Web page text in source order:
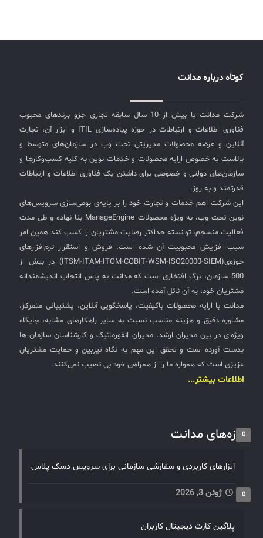
کوتاه درباره مدانت
شرکت مدانت با بیش از 10 سال سابقه تجاری جزو برندهای محبوب
فناوری اطلاعات و ارتباطات در حوزه پیاده‌سازی ITIL و ابزار آن، تجارت
آنلاین و عرضه محصولات مدیریتی تحت وب در سازمان‌های متوسط و
بالاست به خصوص ارایه محصولات و خدمات نوین به کلیه کسب‌وکارها و
سازمان‌های دولتی و خصوصی برای داشتن یک فناوری اطلاعات و ارتباطات
قدرتمند و به روز.
این شرکت اهم خدمات و تجارت خود را بر پایه‌ی بومی‌سازی سرویس‌های
نوین تحت وب، به ویژه محصولات ManageEngine بنا نهاده و طی مدت
فعالیت منسجم، توانسته حداکثر رضایت مشتریان را کسب کند همین امر
سبب افزایش محبوبیت آن شده است. فروش و استقرار نرم‌افزارهای
حوزه‌ی(ITSM-ITAM-ITOM-COBIT-WSM-ISO20000-SIEM) در بیش از
500 سازمان، برگ افتخاری است که مدانت به پاس انتخاب اندیشمندانه
مشتریان خود، به آن نائل آمده است.
مدانت با ارایه محصولات باکیفیت، پاسخگویی آنلاین، پشتیبانی متمرکز،
مشاوره دقیق و هزینه مناسب نسبت به سایر راهکارهای مشابه، جایگاه
ویژه‌ای در بین مدیران ارشد، مدیران انفورماتیک و کارشناسان سازمان ها
بدست آورده است و تحقق این مهم به نگاه تیزبین و حمایت مشتریان
عزیزی است که همواره ما را از همراهی خود بی نصیب نمی‌کنند.
اطلاعات بیشتر...
تازه‌های مدانت0
ابزارهای کاربردی و سفارشی سازمانی برای سرویس دسک پلاس
ژوئن 3, 2026 0
پلاگین کارت دیجیتال کاربران